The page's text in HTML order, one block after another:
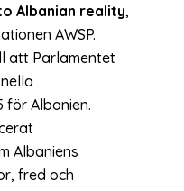
Albanian reality,
AWSP.
att Parlamentet
för Albanien.
Albaniens
fred och